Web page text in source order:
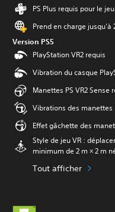
PS Plus requis pour le
Prend en charge jusqu'à
Version PS5
PlayStation VR2 requis
Vibration du casque
Manettes PS VR2 Sense
Vibrations des manettes
Effet gâchette des
Style de jeu VR :
minimum de 2 m × 2 m
Tout afficher